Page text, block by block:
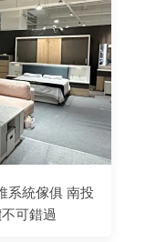
系統傢俱 南投
可錯過